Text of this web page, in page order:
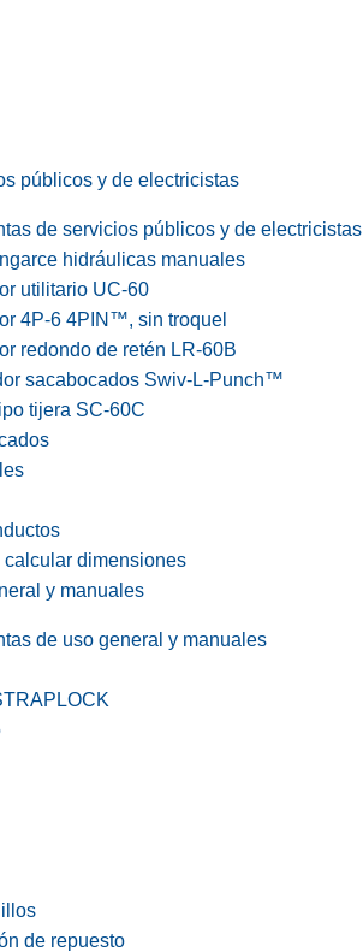
públicos y de electricistas
de servicios públicos y de electricistas
hidráulicas manuales
utilitario UC-60
4P-6 4PIN™, sin troquel
redondo de retén LR-60B
sacabocados Swiv-L-Punch™
tijera SC-60C
calcular dimensiones
y manuales
de uso general y manuales
de repuesto